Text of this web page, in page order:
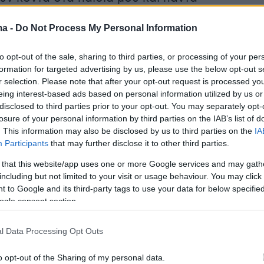
- Do Not Process My Personal Information
opt-out of the sale, sharing to third parties, or processing of your
for targeted advertising by us, please use the below opt-out
selection. Please note that after your opt-out request is processed
interest-based ads based on personal information utilized by us
to third parties prior to your opt-out. You may separately
of your personal information by third parties on the IAB’s list of
This information may also be disclosed by us to third parties on the
Participants that may further disclose it to other third parties.
that this website/app uses one or more Google services and may
but not limited to your visit or usage behaviour. You may
to Google and its third-party tags to use your data for below
consent section.
Data Processing Opt Outs
opt-out of the Sharing of my personal data.
δύο παιδιών.
άσκηση ποινικής δίωξηςσε βάρος του
οι εισαγγελικές Αρχές. Ο
πλέον γιαανθρωποκτονία από
οπλοχρησία. Μετά την άσκηση της δίωξης ο
οδηγήθηκε σε ανακριτή από τον οποίο
να ζητήσει προθεσμία ώστε να προετοιμάσει
του.
για τα ρούχα